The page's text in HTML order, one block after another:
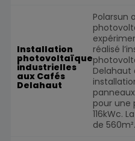
Installation
photovoltaïque
industrielles
aux Cafés
Delahaut
Polarsun
réalisé
Delahaut
pour une
116kWc.
de